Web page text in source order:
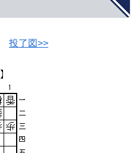
投了図>>